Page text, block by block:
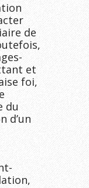
de
et
foi,
du
d’un